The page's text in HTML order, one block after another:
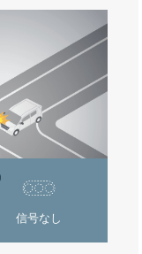
信号なし